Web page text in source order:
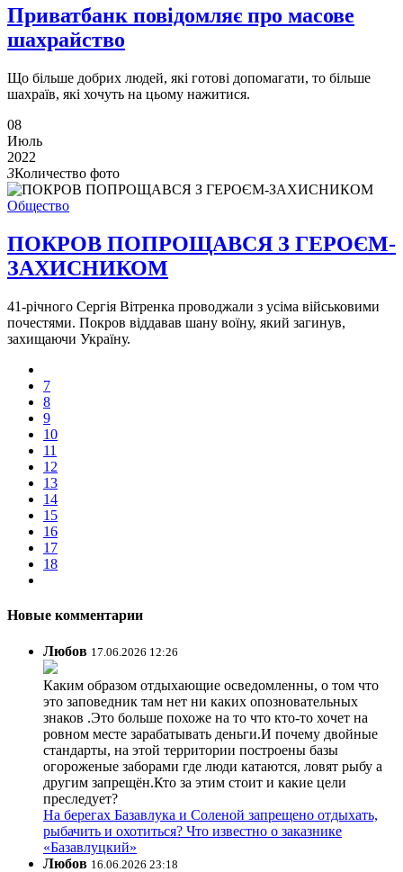
Приватбанк повідомляє про масове
шахрайство
Що більше добрих людей, які готові допомагати, то більше
шахраїв, які хочуть на цьому нажитися.
08
Июль
2022
3Количество фото
Общество
ПОКРОВ ПОПРОЩАВСЯ З ГЕРОЄМ-
ЗАХИСНИКОМ
41-річного Сергія Вітренка проводжали з усіма військовими
почестями. Покров віддавав шану воїну, який загинув,
захищаючи Україну.
7
8
9
10
11
12
13
14
15
16
17
18
Новые комментарии
Любов 17.06.2026 12:26
Каким образом отдыхающие осведомленны, о том что
это заповедник там нет ни каких опозновательных
знаков .Это больше похоже на то что кто-то хочет на
ровном месте зарабатывать деньги.И почему двойные
стандарты, на этой территории построены базы
огороженые заборами где люди катаются, ловят рыбу а
другим запрещён.Кто за этим стоит и какие цели
преследует?
На берегах Базавлука и Соленой запрещено отдыхать,
рыбачить и охотиться? Что известно о заказнике
«Базавлуцкий»
Любов 16.06.2026 23:18